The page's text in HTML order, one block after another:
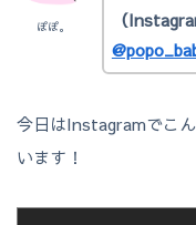
ぽぽ。
（
今日はInstagramでこ
います！